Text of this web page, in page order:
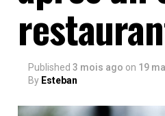
Published 3 mois ago on 19
By Esteban